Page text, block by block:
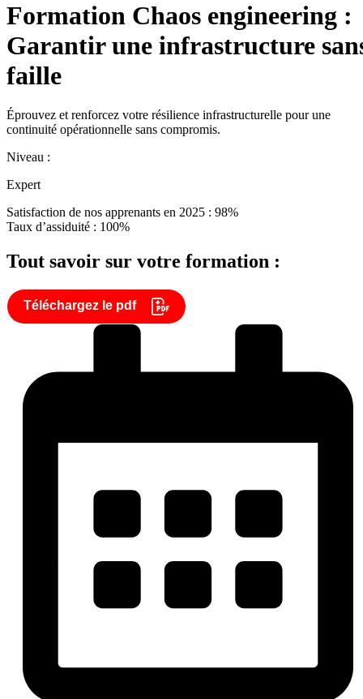
Formation Chaos engineering :
Garantir une infrastructure
faille
Éprouvez et renforcez votre résilience infrastructurelle pour une
continuité opérationnelle sans compromis.
Niveau :
Expert
Satisfaction de nos apprenants en 2025 : 98%
Taux d’assiduité : 100%
Tout savoir sur votre formation :
Téléchargez le pdf